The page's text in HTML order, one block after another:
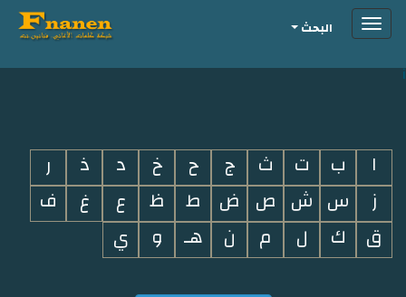
i
Toggleالبحث
ا ب ت ث ج ح خ د ذ
ر
ز
س ش ص ض ط ظ ع غ
ف
ق
ك ل م ن هـ و ي